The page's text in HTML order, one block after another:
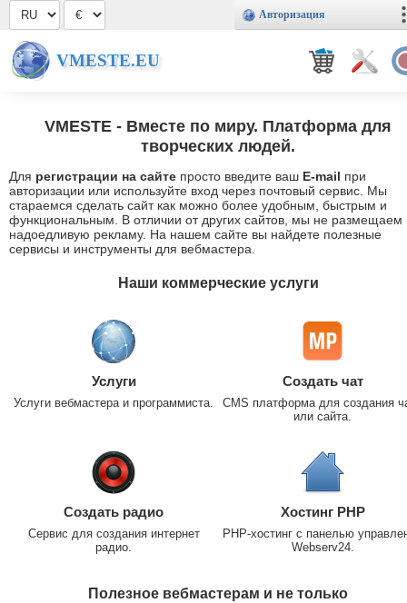
Авторизация
VMESTE.EU
VMESTE - Вместе по миру. Платформа для
творческих людей.
Для регистрации на сайте просто введите ваш E-mail при
авторизации или используйте вход через почтовый сервис. Мы
стараемся сделать сайт как можно более удобным, быстрым и
функциональным. В отличии от других сайтов, мы не размещаем
надоедливую рекламу. На нашем сайте вы найдете полезные
сервисы и инструменты для вебмастера.
Наши коммерческие услуги
Услуги
Услуги вебмастера и программиста.
Создать чат
CMS платформа для создания
или сайта.
Создать радио
Сервис для создания интернет
радио.
Хостинг PHP
PHP-хостинг с панелью
Webserv24.
Полезное вебмастерам и не только